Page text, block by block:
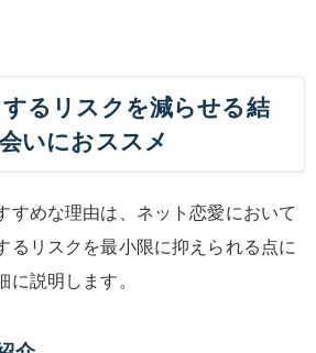
るリスクを減らせる結
いにおススメ
すめな理由は、ネット恋愛において
るリスクを最小限に抑えられる点に
に説明します。